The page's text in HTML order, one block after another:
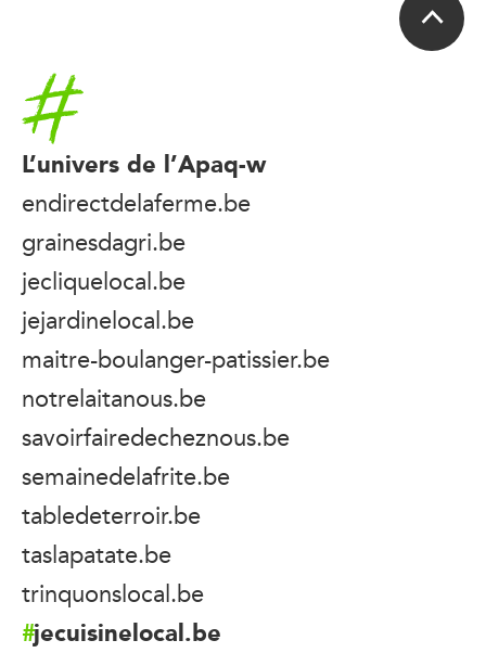
Accueil
L’univers de l’Apaq-w
endirectdelaferme.be
grainesdagri.be
jecliquelocal.be
jejardinelocal.be
maitre-boulanger-patissier.be
notrelaitanous.be
savoirfairedecheznous.be
semainedelafrite.be
tabledeterroir.be
taslapatate.be
trinquonslocal.be
jecuisinelocal.be